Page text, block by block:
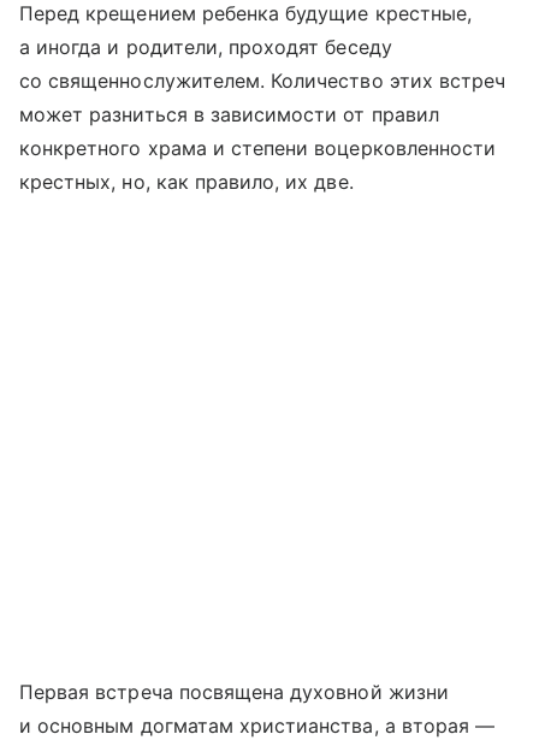
Перед крещением ребенка будущие крестные,
а иногда и родители, проходят беседу
со священнослужителем. Количество этих встреч
может разниться в зависимости от правил
конкретного храма и степени воцерковленности
крестных, но, как правило, их две.
Первая встреча посвящена духовной жизни
и основным догматам христианства, а вторая —